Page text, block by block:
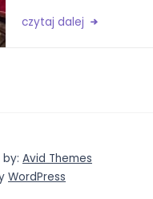
czytaj dalej
Avid Themes
WordPress